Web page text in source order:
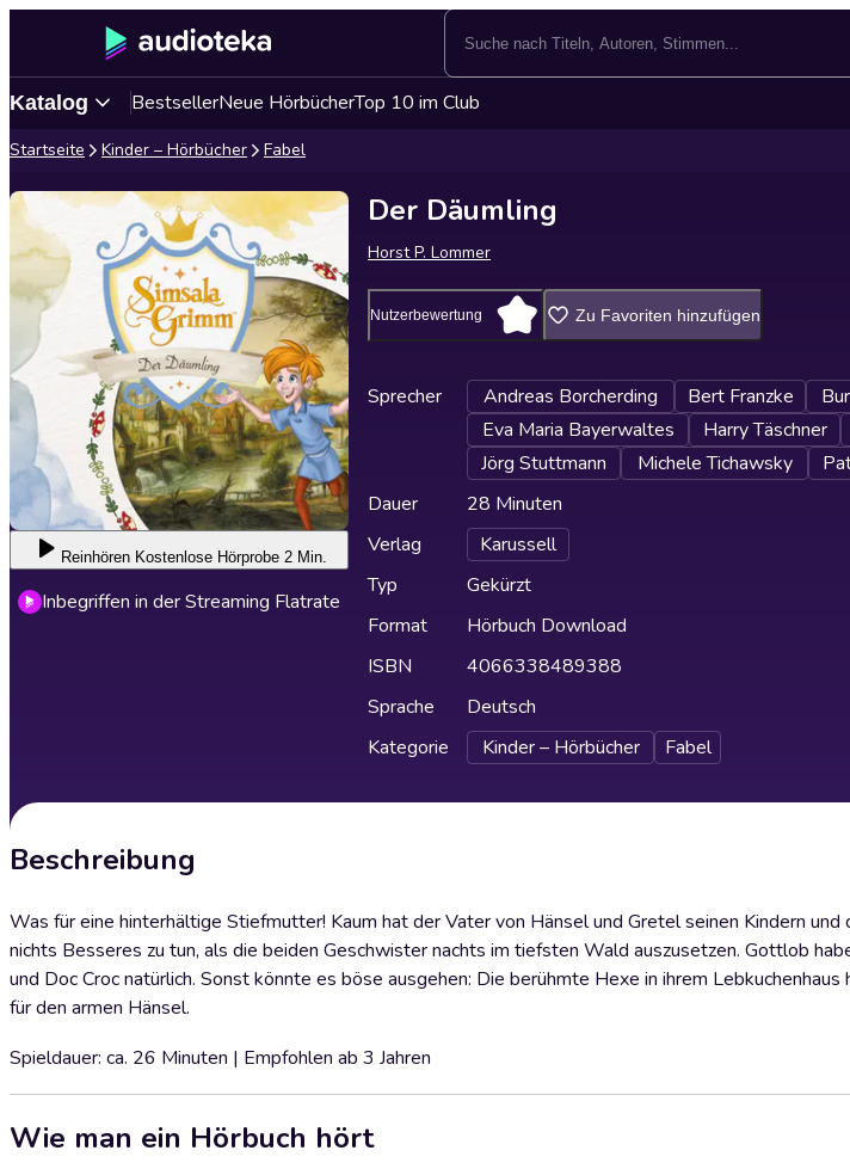
Katalog BestsellerNeue HörbücherTop 10 im Club
Startseite Kinder – Hörbücher Fabel
Reinhören Kostenlose Hörprobe 2 Min.
Inbegriffen in der Streaming Flatrate
Der Däumling
Horst P. Lommer
Nutzerbewertung Zu Favoriten hinzufügen
Sprecher Andreas Borcherding Bert Franzke
Eva Maria Bayerwaltes
Harry Täschner
Jörg Stuttmann
Michele Tichawsky
Dauer
28 Minuten
Verlag
Karussell
Typ
Gekürzt
Format
Hörbuch Download
ISBN
4066338489388
Sprache
Deutsch
Kategorie
Kinder – Hörbücher Fabel
Beschreibung
Was für eine hinterhältige Stiefmutter! Kaum hat der Vater von Hänsel und Gretel seinen Kindern
nichts Besseres zu tun, als die beiden Geschwister nachts im tiefsten Wald auszusetzen. Gottlob
und Doc Croc natürlich. Sonst könnte es böse ausgehen: Die berühmte Hexe in ihrem
für den armen Hänsel.
Spieldauer: ca. 26 Minuten | Empfohlen ab 3 Jahren
Wie man ein Hörbuch hört